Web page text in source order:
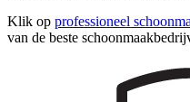
Klik op professioneel
van de beste